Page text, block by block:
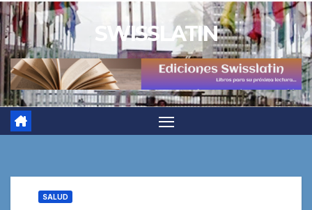
Saltar
al
contenido
SWISSLATIN
SALUD